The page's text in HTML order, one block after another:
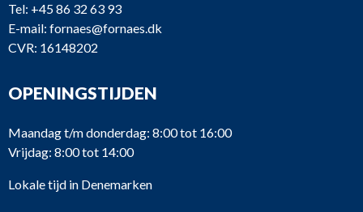
Tel: +45 86 32 63 93
E-mail: fornaes@fornaes.dk
CVR: 16148202
OPENINGSTIJDEN
Maandag t/m donderdag: 8:00 tot 16:00
Vrijdag: 8:00 tot 14:00
Lokale tijd in Denemarken